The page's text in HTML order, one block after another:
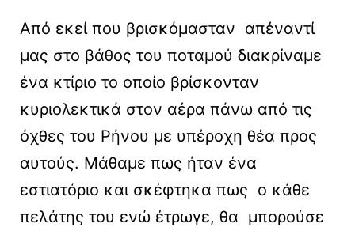
Από εκεί που βρισκόμασταν απέναντί
μας στο βάθος του ποταμού διακρίναμε
ένα κτίριο το οποίο βρίσκονταν
κυριολεκτικά στον αέρα πάνω από τις
όχθες του Ρήνου με υπέροχη θέα προς
αυτούς. Μάθαμε πως ήταν ένα
εστιατόριο και σκέφτηκα πως ο κάθε
πελάτης του ενώ έτρωγε, θα μπορούσε